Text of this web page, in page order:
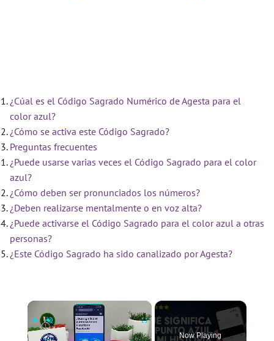
¿Cúal es el Código Sagrado Numérico de Agesta para el
color azul?
¿Cómo se activa este Código Sagrado?
Preguntas frecuentes
¿Puede usarse varias veces el Código Sagrado para el color
azul?
¿Cómo deben ser pronunciados los números?
¿Deben realizarse mentalmente o en voz alta?
¿Puede activarse el Código Sagrado para el color azul a otras
personas?
¿Este Código Sagrado ha sido canalizado por Agesta?
×
Now Playing